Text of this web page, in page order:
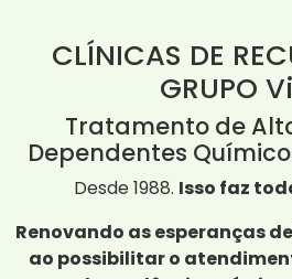
CLÍNICAS DE
GRUPO
Tratamento de
Dependentes
Desde 1988. Isso faz
Renovando as esperanças
ao possibilitar o